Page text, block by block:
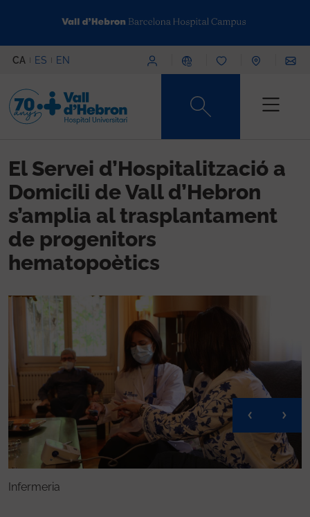
CA ES EN Menú superior
El Servei d’Hospitalització a
Domicili de Vall d’Hebron
s’amplia al trasplantament
de progenitors
hematopoètics
El Servei d’Hospitalització a Domicili de Vall d’Hebron s’amplia al trasplantament de